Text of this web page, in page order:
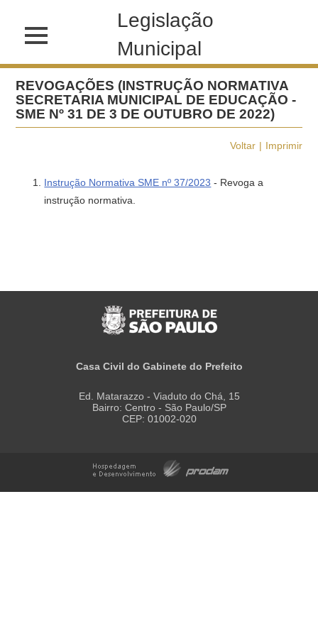
Legislação
Municipal
REVOGAÇÕES (INSTRUÇÃO NORMATIVA
SECRETARIA MUNICIPAL DE EDUCAÇÃO -
SME Nº 31 DE 3 DE OUTUBRO DE 2022)
Voltar Imprimir
Instrução Normativa SME nº 37/2023 - Revoga a
instrução normativa.
Casa Civil do Gabinete do Prefeito
Ed. Matarazzo - Viaduto do Chá, 15
Bairro: Centro - São Paulo/SP
CEP: 01002-020